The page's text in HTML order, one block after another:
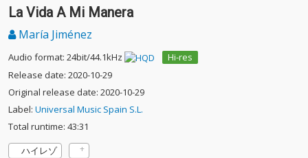
La Vida A Mi Manera
María Jiménez
Audio format: 24bit/44.1kHz
Hi-res
Release date: 2020-10-29
Original release date: 2020-10-29
Label: Universal Music Spain S.L.
Total runtime: 43:31
ハイレゾ